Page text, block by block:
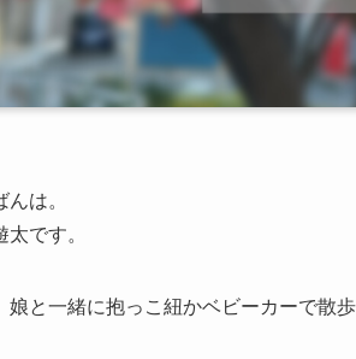
んは。
太です。
娘と一緒に抱っこ紐かベビーカーで散